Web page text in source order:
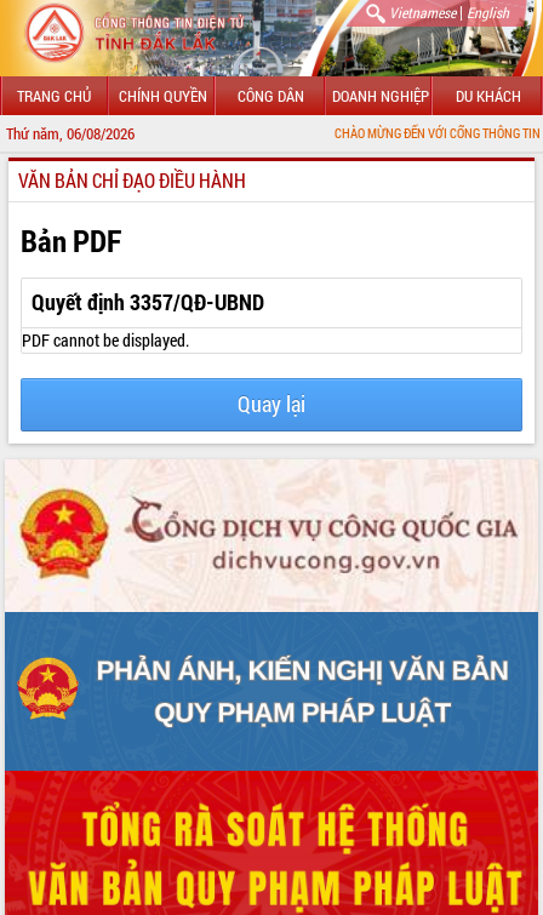
Vietnamese| English
TRANG CHỦ CHÍNH QUYỀN CÔNG DÂN DOANH NGHIỆP DU KHÁCH
Thứ năm, 06/08/2026 CHÀO MỪNG ĐẾN VỚI CỔNG THÔNG TIN ĐIỆN TỬ
GIỚI THIỆU
LÃNH ĐẠO UBND TỈNH
TIN TỨC SỰ KIỆN
SỞ, BAN, NGÀNH
UBND CÁC XÃ, PHƯỜNG
THÔNG TIN CHỈ ĐẠO ĐIỀU HÀNH
VĂN BẢN HĐND TỈNH
ĐIỂM TIN VĂN BẢN
VĂN BẢN CHỈ ĐẠO ĐIỀU HÀNH
Bản PDF
Quyết định 3357/QĐ-UBND
PDF cannot be displayed.
Quay lại